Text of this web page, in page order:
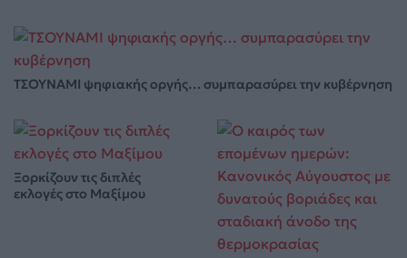
ΤΣΟΥΝΑΜΙ ψηφιακής οργής… συμπαρασύρει την κυβέρνηση
Ξορκίζουν τις διπλές
εκλογές στο Μαξίμου